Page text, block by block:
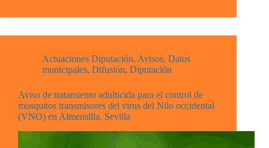
Actuaciones Diputación, Avisos, Datos
municipales, Difusión, Diputación
Aviso de tratamiento adulticida para el control de
mosquitos transmisores del virus del Nilo occidental
(VNO) en Almensilla, Sevilla